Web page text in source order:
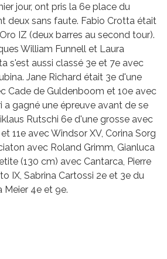
jour, ont pris la 6e place du
deux sans faute. Fabio Crotta était
IZ (deux barres au second tour).
William Funnell et Laura
s'est aussi classé 3e et 7e avec
Jane Richard était 3e d'une
Cade de Guldenboom et 10e avec
a gagné une épreuve avant de se
Rutschi 6e d'une grosse avec
11e avec Windsor XV, Corina Sorg
avec Roland Grimm, Gianluca
(130 cm) avec Cantarca, Pierre
IX, Sabrina Cartossi 2e et 3e du
Meier 4e et 9e.